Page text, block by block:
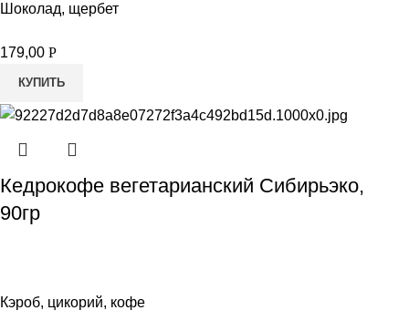
Шоколад, щербет
179,00 Р
КУПИТЬ
Кедрокофе вегетарианский Сибирьэко,
90гр
Кэроб, цикорий, кофе